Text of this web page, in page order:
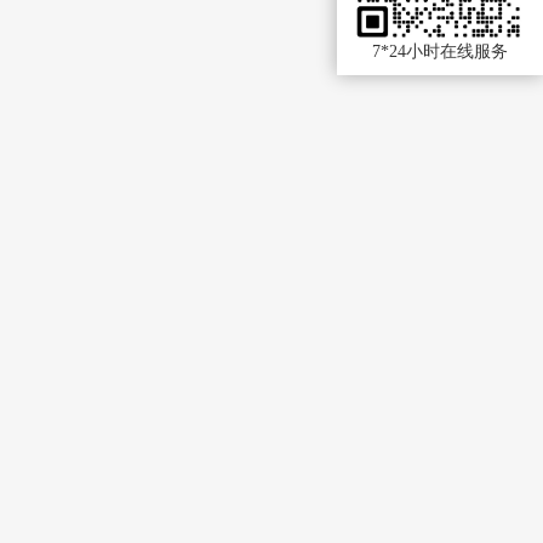
7*24小时在线服务